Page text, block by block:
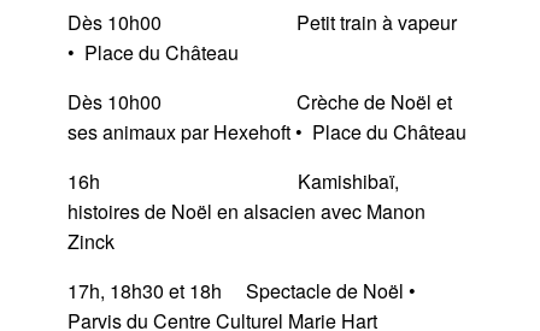
Dès 10h00 Petit train à vapeur
• Place du Château
Dès 10h00 Crèche de Noël et
ses animaux par Hexehoft • Place du Château
16h Kamishibaï,
histoires de Noël en alsacien avec Manon
Zinck
17h, 18h30 et 18h Spectacle de Noël •
Parvis du Centre Culturel Marie Hart